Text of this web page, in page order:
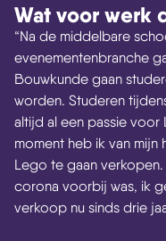
Wat voor werk
“Na de middelbare
evenementenbranche
Bouwkunde gaan
worden. Studeren
altijd al een passie
moment heb ik van
Lego te gaan
corona voorbij was, ik
verkoop nu sinds drie